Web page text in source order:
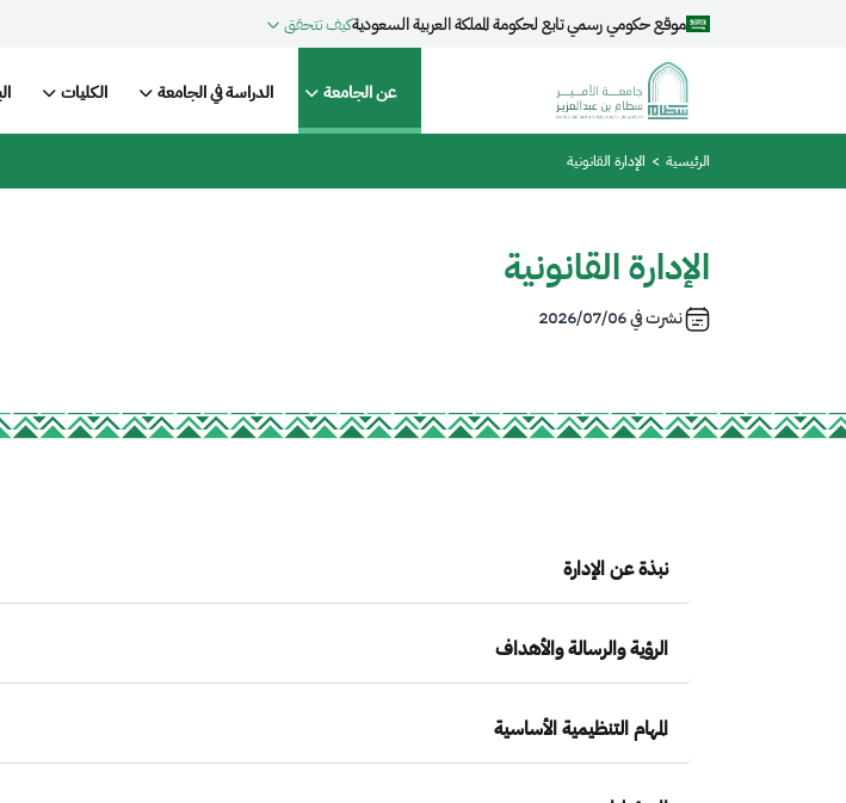
تجاوز إلى المحتوى الرئيسيموقع حكومي رسمي تابع لحكومة المملكة العربية السعوديةكيف تتحقق
Main navigation
عن الجامعة الدراسة في الجامعة الكليات
مسار التنقل
الرئيسية الإدارة القانونية
الإدارة القانونية
نشرت في2026/07/06
نبذة عن الإدارة
الرؤية والرسالة والأهداف
المهام التنظيمية الأساسية